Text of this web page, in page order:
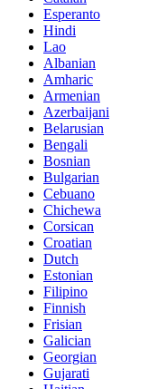
Esperanto
Hindi
Lao
Albanian
Amharic
Armenian
Azerbaijani
Belarusian
Bengali
Bosnian
Bulgarian
Cebuano
Chichewa
Corsican
Croatian
Dutch
Estonian
Filipino
Finnish
Frisian
Galician
Georgian
Gujarati